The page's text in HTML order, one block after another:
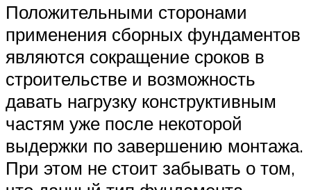
Положительными сторонами
применения сборных фундаментов
являются сокращение сроков в
строительстве и возможность
давать нагрузку конструктивным
частям уже после некоторой
выдержки по завершению монтажа.
При этом не стоит забывать о том,